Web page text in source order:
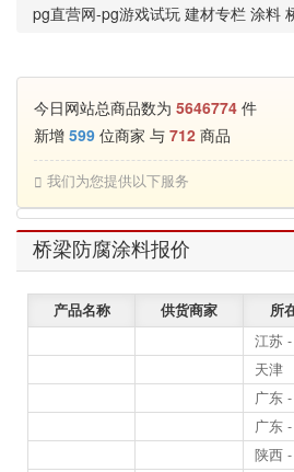
pg直营网-pg游戏试玩 建材专栏 涂料
今日网站总商品数为 5646774 件
新增 599 位商家 与 712 商品
我们为您提供以下服务
桥梁防腐涂料报价
产品名称 供货商家 所
江苏
天津
广东
广东
陕西